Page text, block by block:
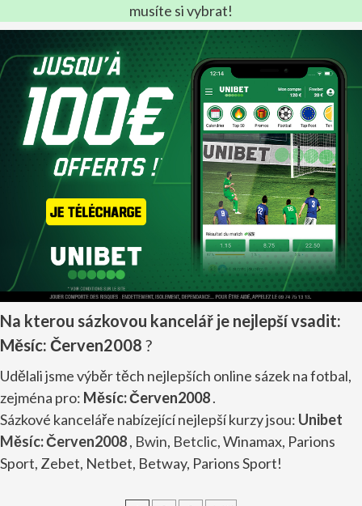
musíte si vybrat!
Na kterou sázkovou kancelář je nejlepší vsadit:
Měsíc: Červen2008 ?
Udělali jsme výběr těch nejlepších online sázek na fotbal,
zejména pro: Měsíc:Červen2008.
Sázkové kanceláře nabízející nejlepší kurzy jsou: Unibet
Měsíc:Červen2008, Bwin, Betclic, Winamax, Parions
Sport, Zebet, Netbet, Betway, Parions Sport!